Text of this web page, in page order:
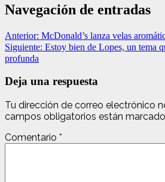
Navegación de entradas
Anterior: McDonald’s lanza velas
Siguiente: Estoy bien de Lopes, un tema
profunda
Deja una respuesta
Tu dirección de correo electrónico
campos obligatorios están
Comentario *